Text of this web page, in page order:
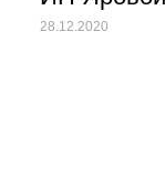
28.12.2020